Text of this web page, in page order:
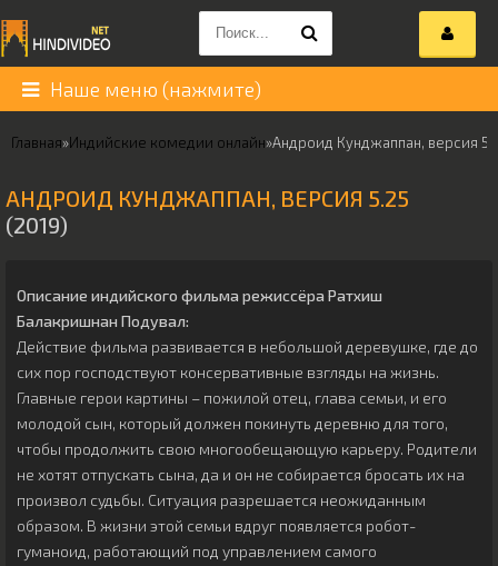
Наше меню (нажмите)
Главная»Индийские комедии онлайн»Андроид Кунджаппан, версия
АНДРОИД КУНДЖАППАН, ВЕРСИЯ 5.25
(2019)
Описание индийского фильма режиссёра Ратхиш
Балакришнан Подувал:
Действие фильма развивается в небольшой деревушке, где до
сих пор господствуют консервативные взгляды на жизнь.
Главные герои картины – пожилой отец, глава семьи, и его
молодой сын, который должен покинуть деревню для того,
чтобы продолжить свою многообещающую карьеру. Родители
не хотят отпускать сына, да и он не собирается бросать их на
произвол судьбы. Ситуация разрешается неожиданным
образом. В жизни этой семьи вдруг появляется робот-
гуманоид, работающий под управлением самого